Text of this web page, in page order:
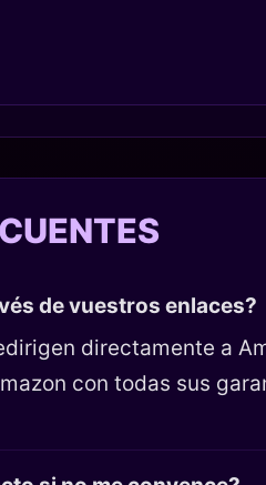
de vuestros enlaces?
directamente a
con todas sus